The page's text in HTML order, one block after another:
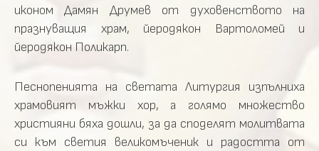
иконом Дамян Друмев от духовенството на
празнуващия храм, йеродякон Вартоломей и
йеродякон Поликарп.
Песнопенията на светата Литургия изпълниха
храмовият мъжки хор, а голямо множество
християни бяха дошли, за да споделят молитвата
си към светия великомъченик и радостта от